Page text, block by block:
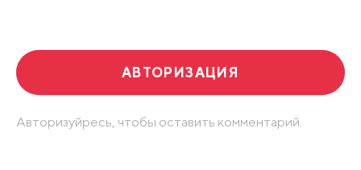
АВТОРИЗАЦИЯ
Авторизуйресь, чтобы оставить комментарий.